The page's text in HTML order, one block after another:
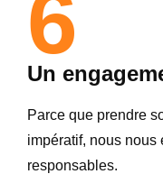
6
Un
Parce que prendre
impératif, nous nous
responsables.